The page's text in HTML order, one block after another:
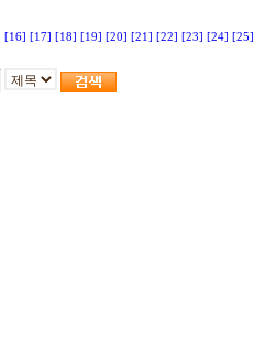
[16] [17] [18] [19] [20] [21] [22] [23] [24] [25]